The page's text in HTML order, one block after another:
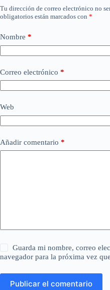
Tu dirección de correo electrónico no
obligatorios están marcados con *
Nombre *
Correo electrónico *
Web
Añadir comentario *
Guarda mi nombre, correo
navegador para la próxima vez
Publicar el comentario